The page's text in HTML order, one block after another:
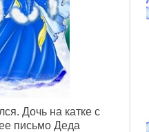
Дочь на катке с
письмо Деда